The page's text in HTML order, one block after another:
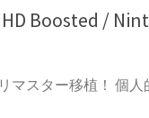
HD Boosted /
リマスター移植！ 個人